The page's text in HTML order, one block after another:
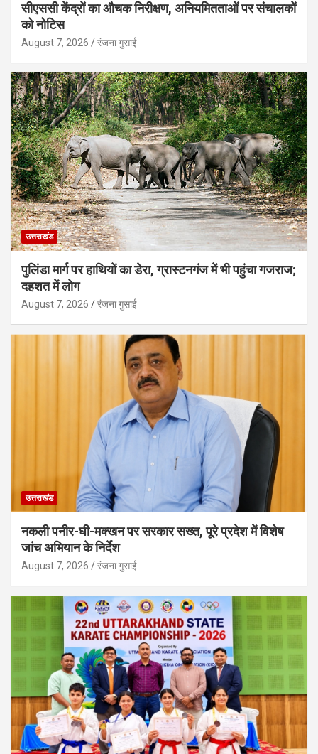
सीएससी केंद्रों का औचक निरीक्षण, अनियमितताओं पर संचालकों
को नोटिस
August 7, 2026 रंजना गुसाई
उत्तराखंड
पुलिंडा मार्ग पर हाथियों का डेरा, ग्रास्टनगंज में भी पहुंचा गजराज;
दहशत में लोग
August 7, 2026 रंजना गुसाई
उत्तराखंड
नकली पनीर-घी-मक्खन पर सरकार सख्त, पूरे प्रदेश में विशेष
जांच अभियान के निर्देश
August 7, 2026 रंजना गुसाई